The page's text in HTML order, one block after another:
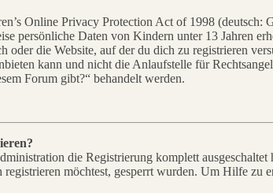
Online Privacy Protection Act of 1998
persönliche Daten von Kindern unter 13 Jahren
oder die Website, auf der du dich zu registrieren
kann und nicht die Anlaufstelle für
Forum gibt?“ behandelt werden.
die Registrierung komplett
registrieren möchtest, gesperrt wurden. Um Hilfe zu